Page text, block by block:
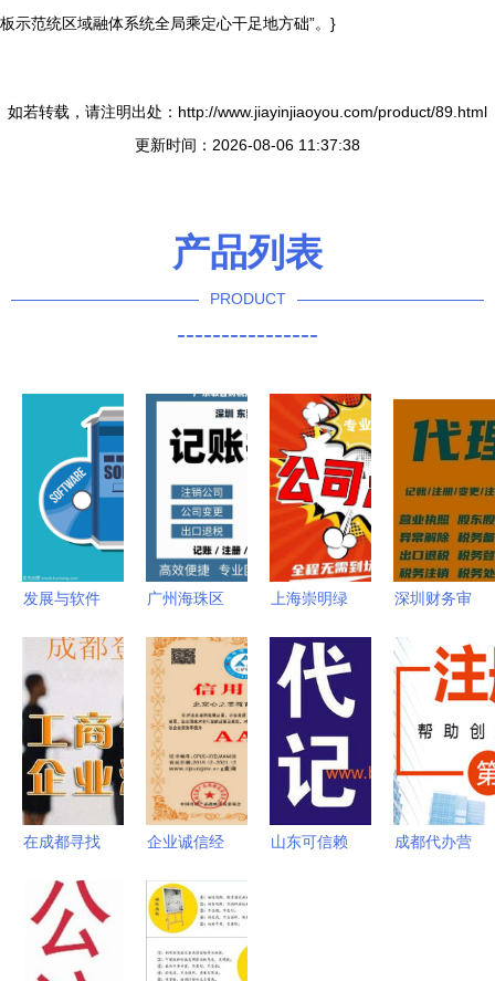
板示范统区域融体系统全局乘定心干足地方础”。}
如若转载，请注明出处：http://www.jiayinjiaoyou.com/product/89.html
更新时间：2026-08-06 11:37:38
产品列表
PRODUCT
----------------
发展与软件
与代办理念
的融合
广州海珠区
景指南 代
理记账、工
商代理与软
件开发一站
式解决方案
上海崇明绿
全攻略 材
料清单与手
续流程详解
深圳财务审
为企业合规
护航的专业
选择
在成都寻找
司注册代办
服务 专业
选择与注意
企业诚信经
证书代办服
务及软件开
发全方位解
山东可信赖
成都代办营